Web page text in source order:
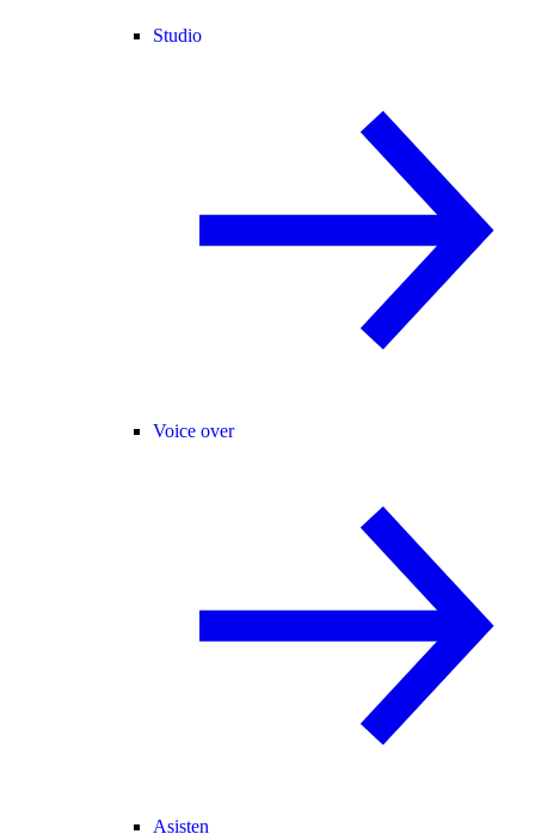
Studio
Voice over
Asisten